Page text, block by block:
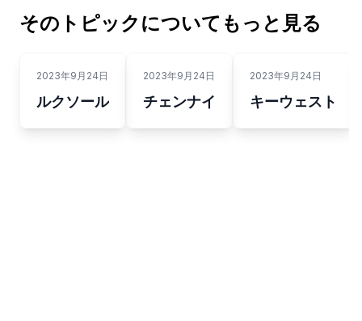
そのトピックについてもっと見る
2023年9月24日
ルクソール
2023年9月24日
チェンナイ
2023年9月24日
キーウェスト